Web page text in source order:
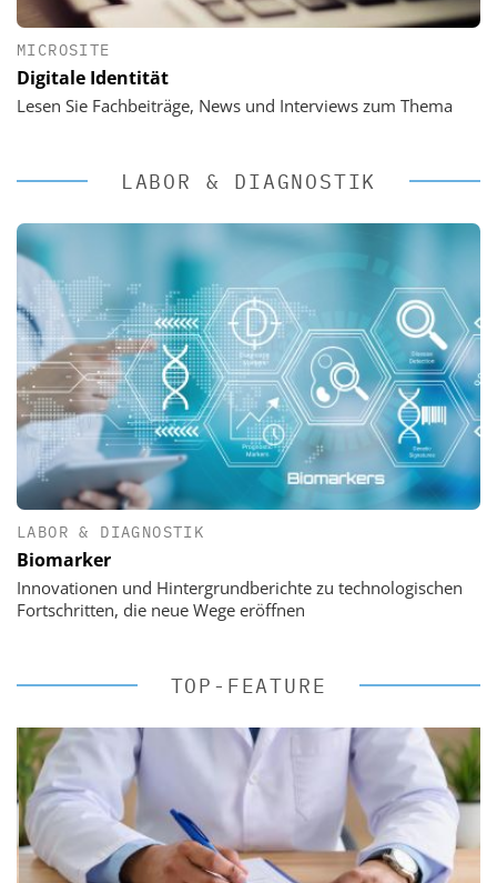
MICROSITE
Digitale Identität
Lesen Sie Fachbeiträge, News und Interviews zum Thema
LABOR & DIAGNOSTIK
LABOR & DIAGNOSTIK
Biomarker
Innovationen und Hintergrundberichte zu technologischen
Fortschritten, die neue Wege eröffnen
TOP-FEATURE